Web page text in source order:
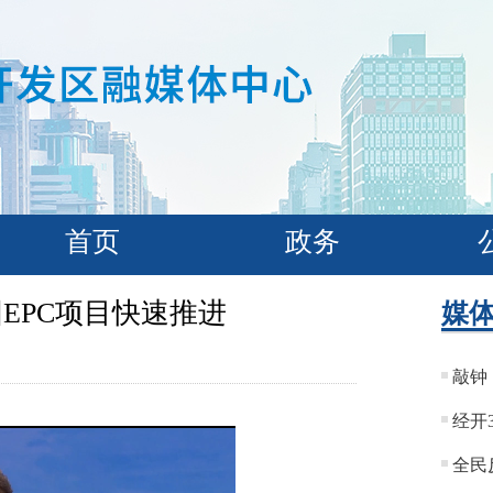
首页 政务
项目快速推进 媒
敲钟
经开
全民